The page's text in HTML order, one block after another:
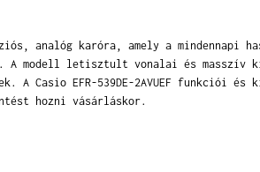
analóg karóra, amely a mindennapi
A modell letisztult vonalai és
A Casio EFR-539DE-2AVUEF funkciói
hozni vásárláskor.